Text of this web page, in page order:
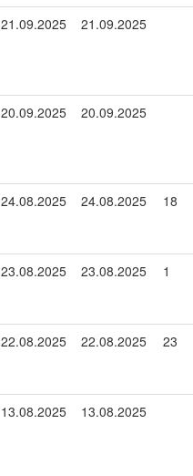
21.09.2025 21.09.2025
20.09.2025 20.09.2025
24.08.2025 24.08.2025 18
23.08.2025 23.08.2025 1
22.08.2025 22.08.2025 23
13.08.2025 13.08.2025